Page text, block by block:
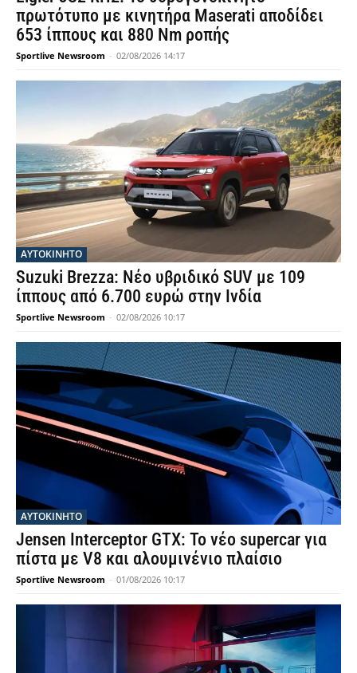
πρωτότυπο με κινητήρα Maserati αποδίδει
653 ίππους και 880 Nm ροπής
Sportlive Newsroom - 02/08/2026 14:17
ΑΥΤΟΚΙΝΗΤΟ
Suzuki Brezza: Νέο υβριδικό SUV με 109
ίππους από 6.700 ευρώ στην Ινδία
Sportlive Newsroom - 02/08/2026 10:17
ΑΥΤΟΚΙΝΗΤΟ
Jensen Interceptor GTX: Το νέο supercar για
πίστα με V8 και αλουμινένιο πλαίσιο
Sportlive Newsroom - 01/08/2026 10:17